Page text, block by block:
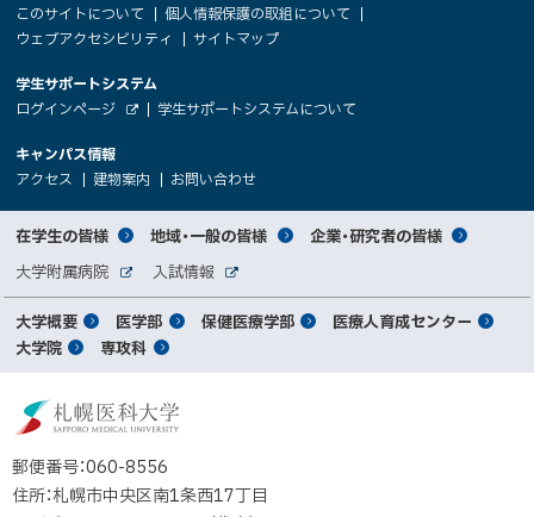
サ
イ
ト
報
このサイトについて
個人情報保護の取組について
ウェブアクセシビリティ
サイトマップ
大
学
関
者
向
け
学生サポートシステム
ログインページ
イ
ト
（
新
ィ
ド
ウ
で
開
き
ま
す
学生サポートシステムについて
キャンパス情報
アクセス
（
新
規
ウ
ィ
ン
ド
ウ
で
開
き
ま
）
建物案内
（
新
規
ウ
ィ
ン
ド
ウ
で
き
ま
）
お問い合わせ
規
ウ
ィ
ウ
で
開
ま
サ
イ
ト
マ
プ
対
象
者
別
メ
ュ
ー
在学生の皆様 地域・一般の皆様 企業・研究者の皆様
関
連
サ
大学附属病院
サ
イ
ト
入試情報
サ
メ
イ
メ
ュ
ー
大学概要 医学部 保健医療学部
医療人育成センター
大学院
専攻科
立
郵便番号：060-8556
住所：札幌市中央区南1条西17丁目